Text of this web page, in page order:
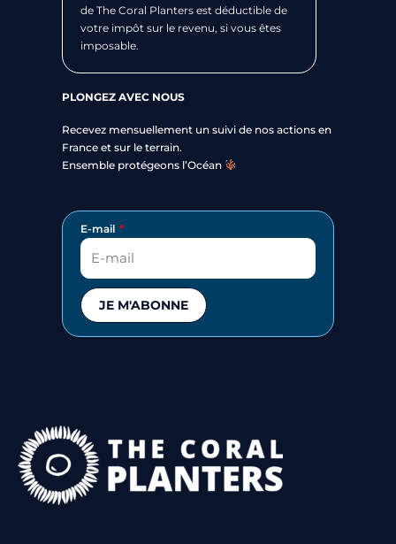
de The Coral Planters est déductible de
votre impôt sur le revenu, si vous êtes
imposable.
PLONGEZ AVEC NOUS
Recevez mensuellement un suivi de nos actions en
France et sur le terrain.
Ensemble protégeons l’Océan
E-mail
JE M'ABONNE